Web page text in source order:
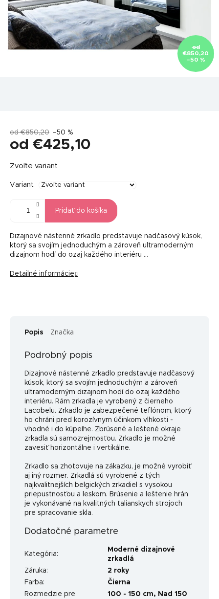
od
€850,20
–50 %
od €850,20 –50 %
od €425,10
cena:
Zvoľte variant
Variant
Pridať do košíka
Dizajnové nástenné zrkadlo predstavuje nadčasový kúsok,
ktorý sa svojím jednoduchým a zároveň ultramoderným
dizajnom hodí do ozaj každého interiéru …
Detailné informácie
Popis Značka
Podrobný popis
Dizajnové nástenné zrkadlo predstavuje nadčasový
kúsok, ktorý sa svojím jednoduchým a zároveň
ultramoderným dizajnom hodí do ozaj každého
interiéru. Rám zrkadla je vyrobený z čierneho
Lacobelu. Zrkadlo je zabezpečené teflónom, ktorý
ho chráni pred korozívnym účinkom vlhkosti -
vhodné i do kúpeľne. Zbrúsené a leštené okraje
zrkadla sú samozrejmosťou. Zrkadlo je možné
zavesiť horizontálne i vertikálne.
Zrkadlo sa zhotovuje na zákazku, je možné vyrobiť
aj iný rozmer. Zrkadlá sú vyrobené z tých
najkvalitnejších belgických zrkadiel s vysokou
priepustnosťou a leskom. Brúsenie a leštenie hrán
je vykonávané na kvalitných talianskych strojoch
pre spracovanie skla.
Dodatočné parametre
Kategória:
Moderné dizajnové
zrkadlá
Záruka:
2 roky
Farba:
Čierna
Rozmedzie pre
100 - 150 cm, Nad 150